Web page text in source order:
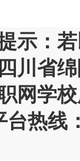
示：
川省
网学
台热线